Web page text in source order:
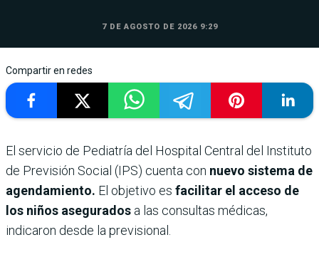
7 DE AGOSTO DE 2026 9:29
Compartir en redes
El servicio de Pediatría del Hospital Central del Instituto
de Previsión Social (IPS) cuenta con nuevo sistema de
agendamiento. El objetivo es facilitar el acceso de
los niños asegurados a las consultas médicas,
indicaron desde la previsional.